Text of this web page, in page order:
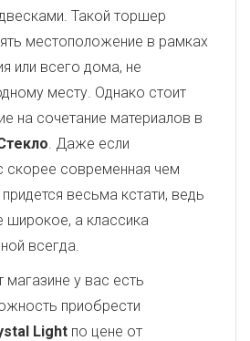
Такой торшер
местоположение в рамках
или всего дома, не
месту. Однако стоит
на сочетание материалов в
. Даже если
скорее современная чем
весьма кстати, ведь
широкое, а классика
всегда.
магазине у вас есть
приобрести
Light по цене от